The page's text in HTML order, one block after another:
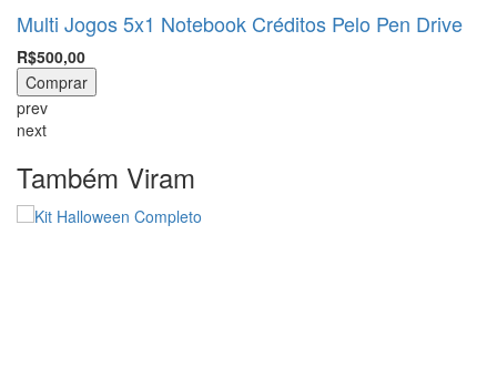
Multi Jogos 5x1 Notebook Créditos Pelo Pen Drive
R$500,00
Comprar
prev
next
Também Viram